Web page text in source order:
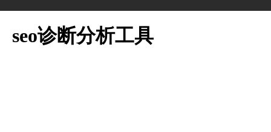
seo诊断分析工具